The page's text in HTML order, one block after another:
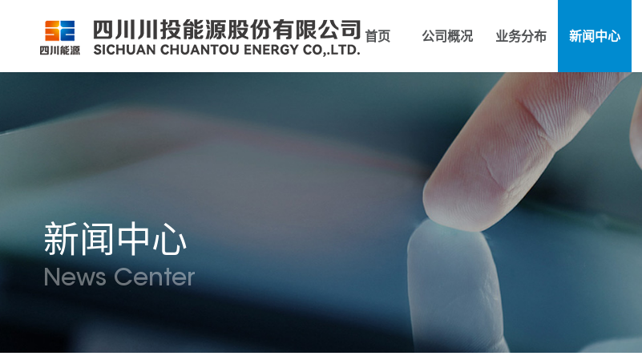
首页 公司概况 业务分布 新闻中心
公司简介 组织架构 领导团队 企业荣誉
公司新闻 企业动态 公示公告
公司资料 股票信息 最新公告 公司邮箱
党群工作 纪检监察
新闻中心
News Center